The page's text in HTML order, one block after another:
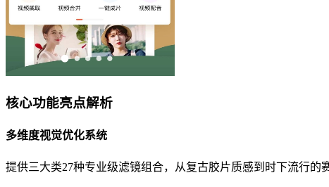
核心功能亮点解析
多维度视觉优化系统
提供三大类27种专业级滤镜组合，从复古胶片质感到时下流行